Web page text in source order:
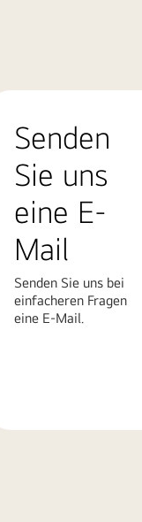
Senden
Sie uns
eine E-
Mail
Senden Sie uns bei
einfacheren Fragen
eine E-Mail.